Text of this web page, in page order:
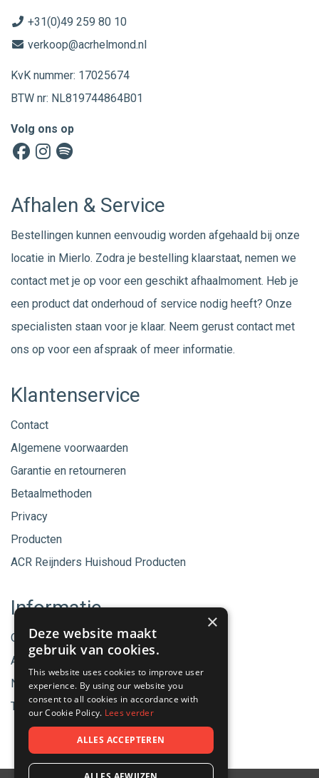
+31(0)49 259 80 10
verkoop@acrhelmond.nl
KvK nummer: 17025674
BTW nr: NL819744864B01
Volg ons op
Afhalen & Service
Bestellingen kunnen eenvoudig worden afgehaald bij onze
locatie in Mierlo. Zodra je bestelling klaarstaat, nemen we
contact met je op voor een geschikt afhaalmoment. Heb je
een product dat onderhoud of service nodig heeft? Onze
specialisten staan voor je klaar. Neem gerust contact met
ons op voor een afspraak of meer informatie.
Klantenservice
Contact
Algemene voorwaarden
Garantie en retourneren
Betaalmethoden
Privacy
Producten
ACR Reijnders Huishoud Producten
Informatie
Onze merken
Aanbiedingen
Nieuwe producten
Tips & Nieuws
×
Deze website maakt
gebruik van cookies.
This website uses cookies to improve user
experience. By using our website you
consent to all cookies in accordance with
our Cookie Policy. Lees verder
ALLES ACCEPTEREN